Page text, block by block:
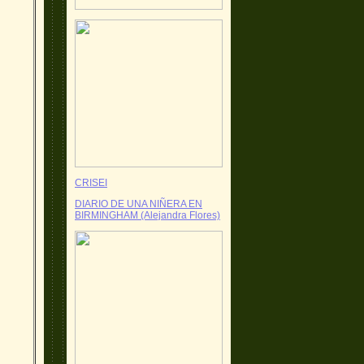
CRISEI
DIARIO DE UNA NIÑERA EN
BIRMINGHAM (Alejandra Flores)